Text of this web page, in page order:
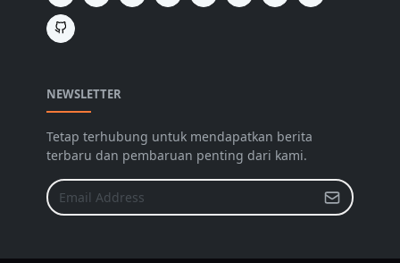
NEWSLETTER
Tetap terhubung untuk mendapatkan berita
terbaru dan pembaruan penting dari kami.